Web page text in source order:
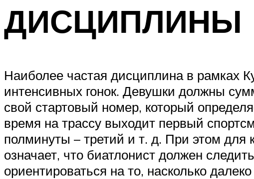
ДИСЦИПЛИНЫ
Наиболее частая дисциплина в рамках
интенсивных гонок. Девушки должны
свой стартовый номер, который
время на трассу выходит первый
полминуты – третий и т. д. При этом
означает, что биатлонист должен
ориентироваться на то, насколько